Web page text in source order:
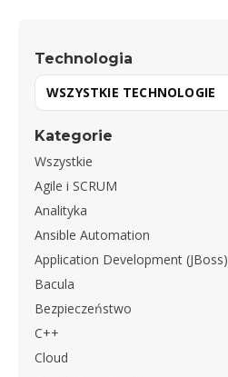
Technologia
Kategorie
Wszystkie
Agile i SCRUM
Analityka
Ansible Automation
Application Development (JBoss)
Bacula
Bezpieczeństwo
C++
Cloud